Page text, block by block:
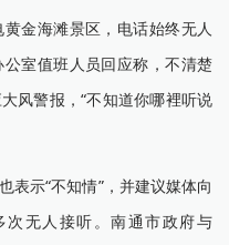
金海滩景区，电话始终无人
室值班人员回应称，不清楚
风警报，“不知道你哪裡听说
示“不知情”，并建议媒体向
无人接听。南通市政府与